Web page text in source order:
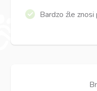
Bardzo źle